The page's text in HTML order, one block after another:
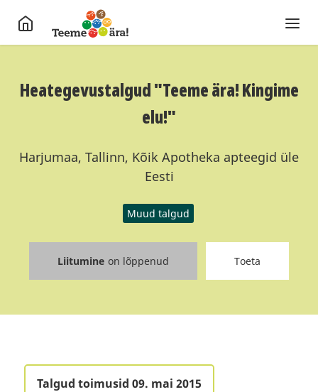
Heategevustalgud "Teeme ära! Kingime
elu!"
Harjumaa, Tallinn, Kõik Apotheka apteegid üle
Eesti
Muud talgud
Liitumine on lõppenud Toeta
Talgud toimusid 09. mai 2015